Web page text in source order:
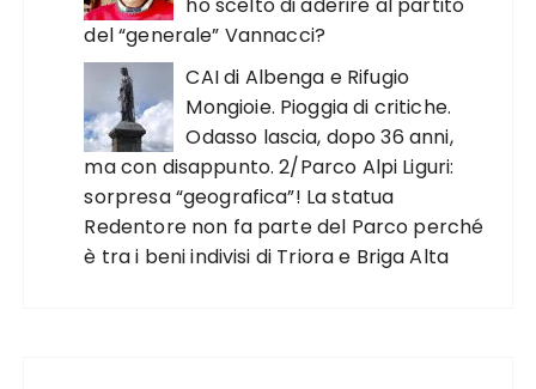
ho scelto di aderire al partito
del “generale” Vannacci?
CAI di Albenga e Rifugio
Mongioie. Pioggia di critiche.
Odasso lascia, dopo 36 anni,
ma con disappunto. 2/Parco Alpi Liguri:
sorpresa “geografica”! La statua
Redentore non fa parte del Parco perché
è tra i beni indivisi di Triora e Briga Alta